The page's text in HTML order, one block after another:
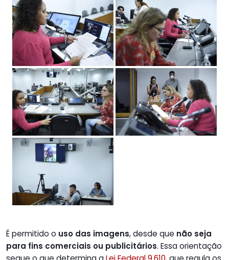
É permitido o uso das imagens, desde que não seja
para fins comerciais ou publicitários. Essa orientação